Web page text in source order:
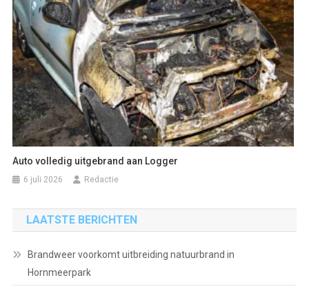
Auto volledig uitgebrand aan Logger
6 juli 2026 Redactie
LAATSTE BERICHTEN
Brandweer voorkomt uitbreiding natuurbrand in
Hornmeerpark